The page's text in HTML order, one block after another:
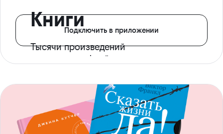
Книги
Тысячи произведений
с доступом офлайн
Подключить в приложении